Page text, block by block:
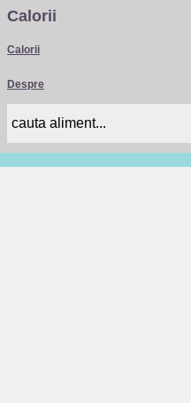
Calorii
Calorii
Despre